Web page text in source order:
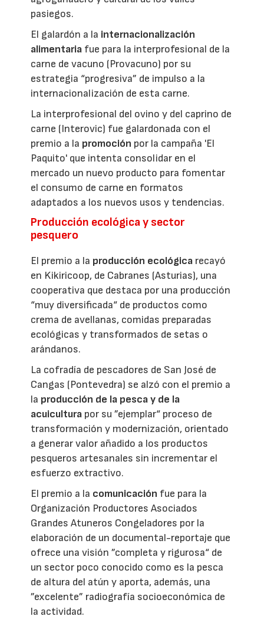
pasiegos.
El galardón a la internacionalización
alimentaria fue para la interprofesional de la
carne de vacuno (Provacuno) por su
estrategia “progresiva” de impulso a la
internacionalización de esta carne.
La interprofesional del ovino y del caprino de
carne (Interovic) fue galardonada con el
premio a la promoción por la campaña 'El
Paquito' que intenta consolidar en el
mercado un nuevo producto para fomentar
el consumo de carne en formatos
adaptados a los nuevos usos y tendencias.
Producción ecológica y sector
pesquero
El premio a la producción ecológica recayó
en Kikiricoop, de Cabranes (Asturias), una
cooperativa que destaca por una producción
“muy diversificada“ de productos como
crema de avellanas, comidas preparadas
ecológicas y transformados de setas o
arándanos.
La cofradía de pescadores de San José de
Cangas (Pontevedra) se alzó con el premio a
la producción de la pesca y de la
acuicultura por su ”ejemplar“ proceso de
transformación y modernización, orientado
a generar valor añadido a los productos
pesqueros artesanales sin incrementar el
esfuerzo extractivo.
El premio a la comunicación fue para la
Organización Productores Asociados
Grandes Atuneros Congeladores por la
elaboración de un documental-reportaje que
ofrece una visión ”completa y rigurosa“ de
un sector poco conocido como es la pesca
de altura del atún y aporta, además, una
”excelente” radiografía socioeconómica de
la actividad.